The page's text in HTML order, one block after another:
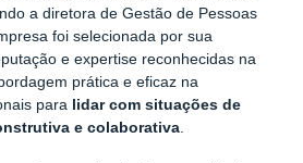
a diretora de Gestão de Pessoas
foi selecionada por sua
e expertise reconhecidas na
prática e eficaz na
para
lidar com situações de
e colaborativa